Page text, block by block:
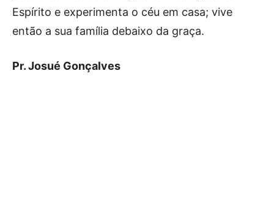
Espírito e experimenta o céu em casa; vive
então a sua família debaixo da graça.
Pr. Josué Gonçalves